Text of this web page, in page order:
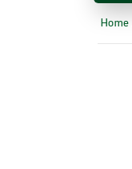
Home